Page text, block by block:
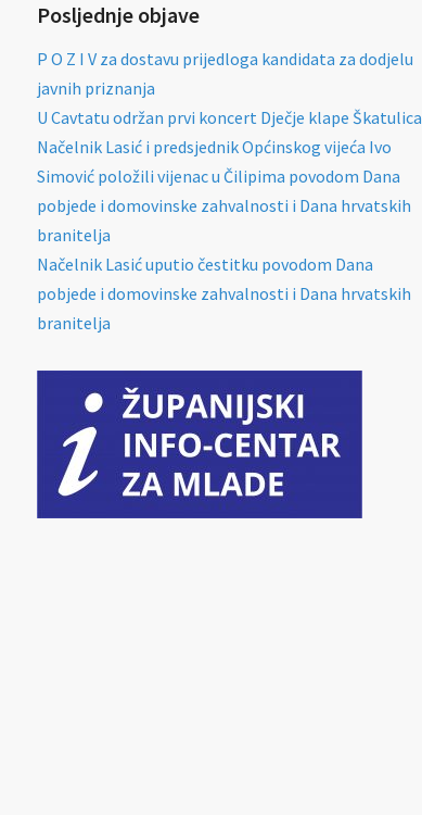
Posljednje objave
P O Z I V za dostavu prijedloga kandidata za dodjelu
javnih priznanja
U Cavtatu održan prvi koncert Dječje klape Škatulica
Načelnik Lasić i predsjednik Općinskog vijeća Ivo
Simović položili vijenac u Čilipima povodom Dana
pobjede i domovinske zahvalnosti i Dana hrvatskih
branitelja
Načelnik Lasić uputio čestitku povodom Dana
pobjede i domovinske zahvalnosti i Dana hrvatskih
branitelja